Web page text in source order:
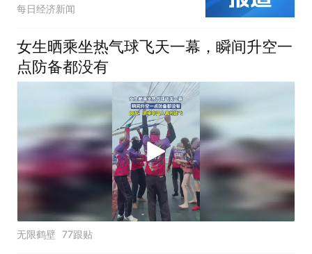
每日经济新闻
女生晒乘坐热气球飞天一幕，瞬间升空一
点防备都没有
无限鹤壁 77跟贴